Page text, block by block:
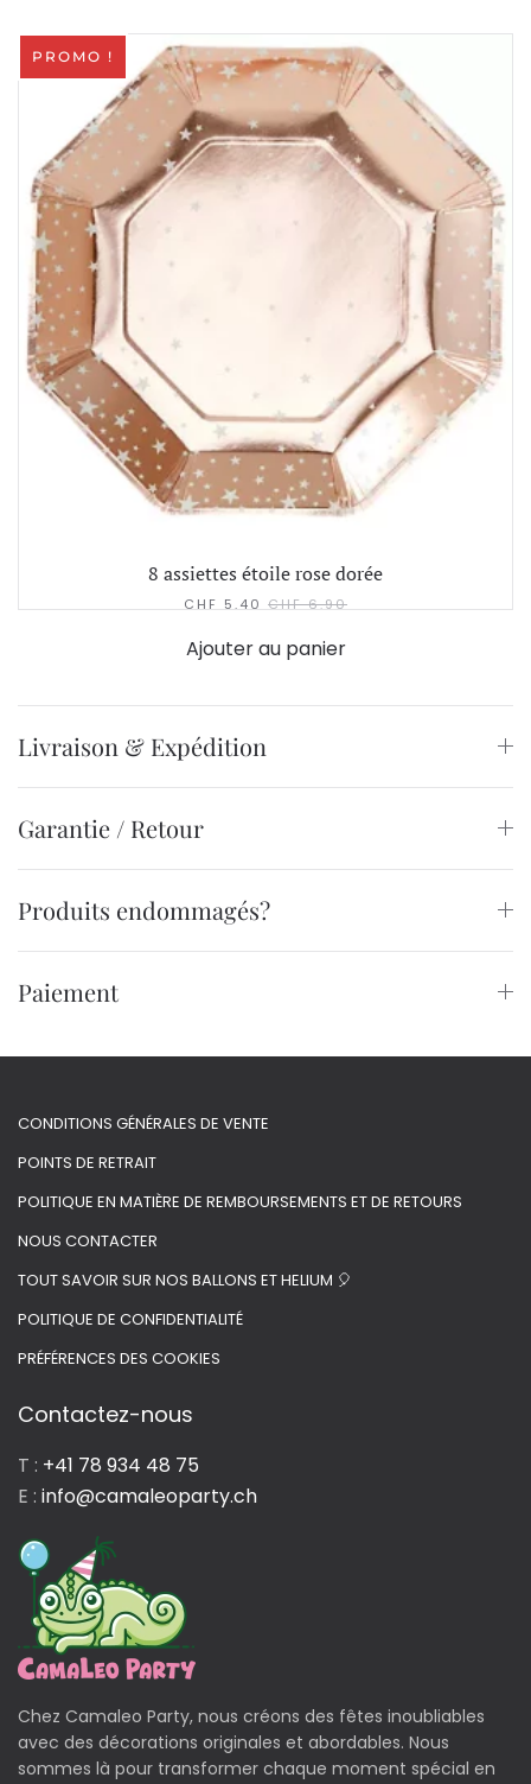
PROMO !
8 assiettes étoile rose dorée
CHF 5.40 CHF6.90
Ajouter au panier
Livraison & Expédition
Garantie / Retour
Produits endommagés?
Paiement
CONDITIONS GÉNÉRALES DE VENTE
POINTS DE RETRAIT
POLITIQUE EN MATIÈRE DE REMBOURSEMENTS ET DE RETOURS
NOUS CONTACTER
TOUT SAVOIR SUR NOS BALLONS ET HELIUM 🎈
POLITIQUE DE CONFIDENTIALITÉ
PRÉFÉRENCES DES COOKIES
Contactez-nous
T : +41 78 934 48 75
E : info@camaleoparty.ch
Chez Camaleo Party, nous créons des fêtes inoubliables
avec des décorations originales et abordables. Nous
sommes là pour transformer chaque moment spécial en